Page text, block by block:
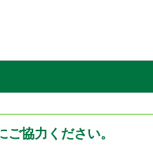
協力ください。